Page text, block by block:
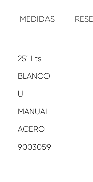
MEDIDAS
251 Lts
BLANCO
U
MANUAL
ACERO
9003059